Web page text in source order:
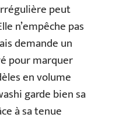
peut
n’empêche pas
demande un
pour marquer
en volume
garde bien sa
à sa tenue